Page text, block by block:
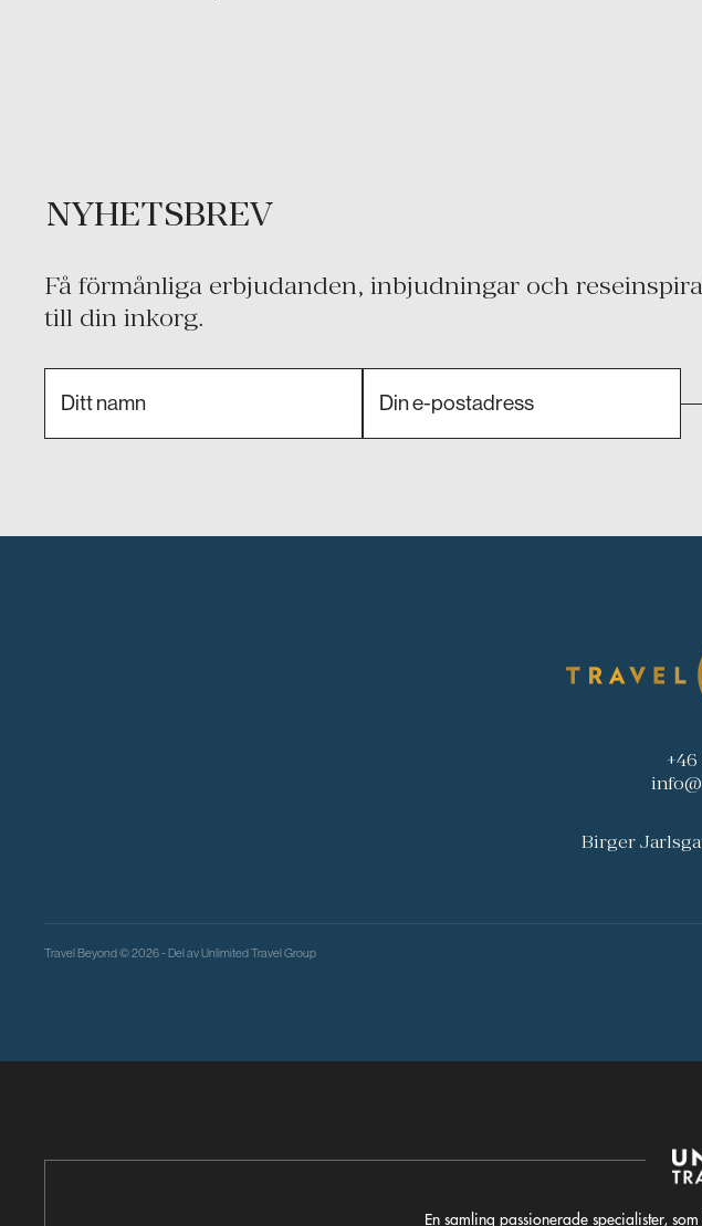
NYHETSBREV
Få förmånliga erbjudanden, inbjudningar och
till din inkorg.
Birger
Travel Beyond © 2026 - Del avUnlimited Travel Group
En samling passionerade specialister,